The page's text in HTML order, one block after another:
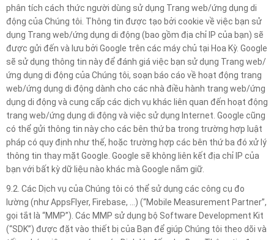
phân tích cách thức người dùng sử dụng Trang web/ứng dụng di
động của Chúng tôi. Thông tin được tạo bởi cookie về việc bạn sử
dụng Trang web/ứng dụng di động (bao gồm địa chỉ IP của bạn) sẽ
được gửi đến và lưu bởi Google trên các máy chủ tại Hoa Kỳ. Google
sẽ sử dụng thông tin này để đánh giá việc bạn sử dụng Trang web/
ứng dụng di động của Chúng tôi, soạn báo cáo về hoạt động trang
web/ứng dụng di động dành cho các nhà điều hành trang web/ứng
dụng di động và cung cấp các dịch vụ khác liên quan đến hoạt động
trang web/ứng dụng di động và việc sử dụng Internet. Google cũng
có thể gửi thông tin này cho các bên thứ ba trong trường hợp luật
pháp có quy định như thế, hoặc trường hợp các bên thứ ba đó xử lý
thông tin thay mặt Google. Google sẽ không liên kết địa chỉ IP của
bạn với bất kỳ dữ liệu nào khác mà Google nắm giữ.
9.2. Các Dịch vụ của Chúng tôi có thể sử dụng các công cụ đo
lường (như AppsFlyer, Firebase, …) (“Mobile Measurement Partner”,
gọi tắt là “MMP”). Các MMP sử dụng bộ Software Development Kit
(“SDK”) được đặt vào thiết bị của Bạn để giúp Chúng tôi theo dõi và